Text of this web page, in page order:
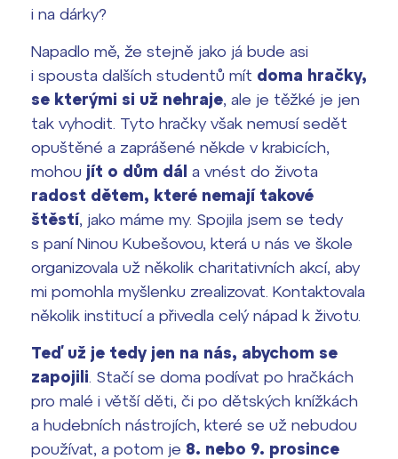
i na dárky?
Napadlo mě, že stejně jako já bude asi
i spousta dalších studentů mít doma hračky,
se kterými si už nehraje, ale je těžké je jen
tak vyhodit. Tyto hračky však nemusí sedět
opuštěné a zaprášené někde v krabicích,
mohou jít o dům dál a vnést do života
radost dětem, které nemají takové
štěstí, jako máme my. Spojila jsem se tedy
s paní Ninou Kubešovou, která u nás ve škole
organizovala už několik charitativních akcí, aby
mi pomohla myšlenku zrealizovat. Kontaktovala
několik institucí a přivedla celý nápad k životu.
Teď už je tedy jen na nás, abychom se
zapojili . Stačí se doma podívat po hračkách
pro malé i větší děti, či po dětských knížkách
a hudebních nástrojích, které se už nebudou
používat, a potom je 8. nebo 9. prosince